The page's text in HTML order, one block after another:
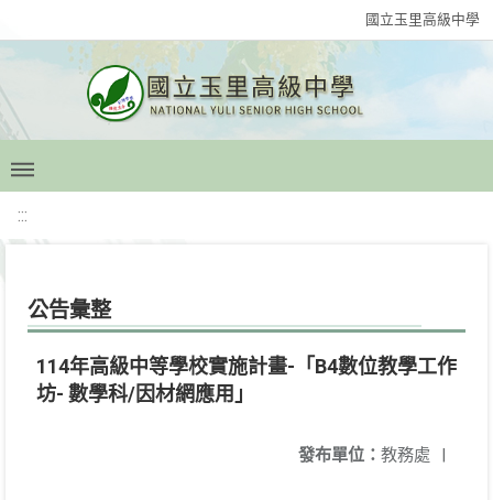
國立玉里高級中學
:::
公告彙整
114年高級中等學校實施計畫-「B4數位教學工作
坊- 數學科/因材網應用」
發布單位： 教務處 |